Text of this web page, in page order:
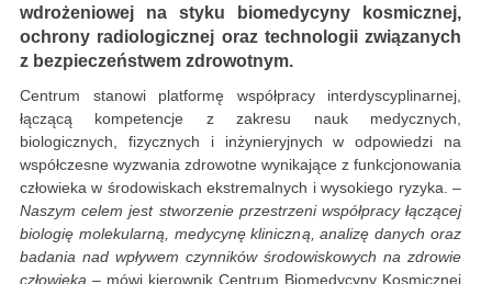
wdrożeniowej na styku biomedycyny kosmicznej,
ochrony radiologicznej oraz technologii związanych
z bezpieczeństwem zdrowotnym.
Centrum stanowi platformę współpracy interdyscyplinarnej,
łączącą kompetencje z zakresu nauk medycznych,
biologicznych, fizycznych i inżynieryjnych w odpowiedzi na
współczesne wyzwania zdrowotne wynikające z funkcjonowania
człowieka w środowiskach ekstremalnych i wysokiego ryzyka. –
Naszym celem jest stworzenie przestrzeni współpracy łączącej
biologię molekularną, medycynę kliniczną, analizę danych oraz
badania nad wpływem czynników środowiskowych na zdrowie
człowieka – mówi kierownik Centrum Biomedycyny Kosmicznej